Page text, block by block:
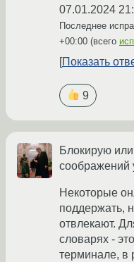
07.01.2024
Последнее
+00:00 (всего
Показать
9
Блокирую
соображений
Некоторые
поддержать,
отвлекают.
словарях -
терминале, в